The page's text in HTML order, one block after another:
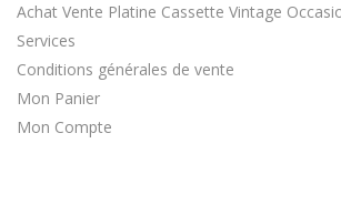
Achat Vente Platine Cassette Vintage
Services
Conditions générales de vente
Mon Panier
Mon Compte